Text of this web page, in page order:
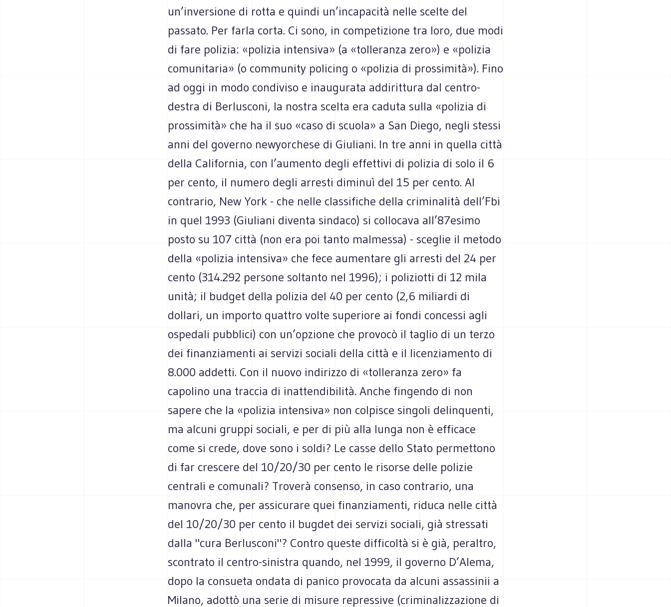
un’inversione di rotta e quindi un’incapacità nelle scelte del
passato. Per farla corta. Ci sono, in competizione tra loro, due modi
di fare polizia: «polizia intensiva» (a «tolleranza zero») e «polizia
comunitaria» (o community policing o «polizia di prossimità»). Fino
ad oggi in modo condiviso e inaugurata addirittura dal centro-
destra di Berlusconi, la nostra scelta era caduta sulla «polizia di
prossimità» che ha il suo «caso di scuola» a San Diego, negli stessi
anni del governo newyorchese di Giuliani. In tre anni in quella città
della California, con l’aumento degli effettivi di polizia di solo il 6
per cento, il numero degli arresti diminuì del 15 per cento. Al
contrario, New York - che nelle classifiche della criminalità dell’Fbi
in quel 1993 (Giuliani diventa sindaco) si collocava all’87esimo
posto su 107 città (non era poi tanto malmessa) - sceglie il metodo
della «polizia intensiva» che fece aumentare gli arresti del 24 per
cento (314.292 persone soltanto nel 1996); i poliziotti di 12 mila
unità; il budget della polizia del 40 per cento (2,6 miliardi di
dollari, un importo quattro volte superiore ai fondi concessi agli
ospedali pubblici) con un’opzione che provocò il taglio di un terzo
dei finanziamenti ai servizi sociali della città e il licenziamento di
8.000 addetti. Con il nuovo indirizzo di «tolleranza zero» fa
capolino una traccia di inattendibilità. Anche fingendo di non
sapere che la «polizia intensiva» non colpisce singoli delinquenti,
ma alcuni gruppi sociali, e per di più alla lunga non è efficace
come si crede, dove sono i soldi? Le casse dello Stato permettono
di far crescere del 10/20/30 per cento le risorse delle polizie
centrali e comunali? Troverà consenso, in caso contrario, una
manovra che, per assicurare quei finanziamenti, riduca nelle città
del 10/20/30 per cento il bugdet dei servizi sociali, già stressati
dalla "cura Berlusconi"? Contro queste difficoltà si è già, peraltro,
scontrato il centro-sinistra quando, nel 1999, il governo D’Alema,
dopo la consueta ondata di panico provocata da alcuni assassinii a
Milano, adottò una serie di misure repressive (criminalizzazione di